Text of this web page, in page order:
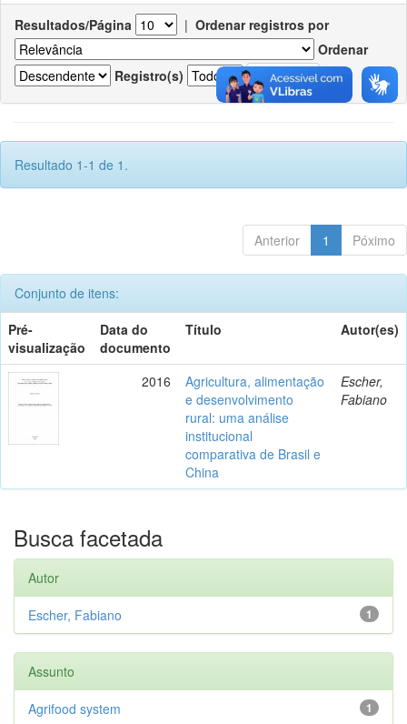
Resultados/Página | Ordenar registros por
Ordenar
Registro(s)
Resultado 1-1 de 1.
Anterior 1 Póximo
Conjunto de itens:
Pré-
visualização
Data do
documento
Título Autor(es)
2016
Agricultura, alimentação
e desenvolvimento
rural: uma análise
institucional
comparativa de Brasil e
China
Escher,
Fabiano
Busca facetada
Autor
1
Escher, Fabiano
Assunto
1
Agrifood system